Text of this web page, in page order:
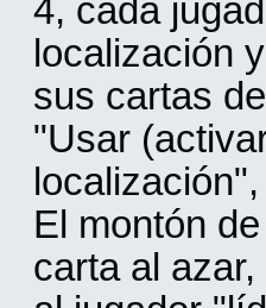
4, cada
localización
sus cartas
"Usar
El montón
carta al